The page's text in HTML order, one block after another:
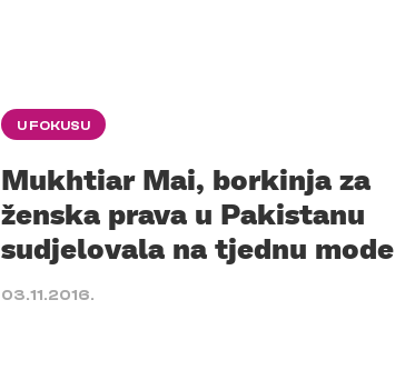
U FOKUSU
Mukhtiar Mai, borkinja za
ženska prava u Pakistanu
sudjelovala na tjednu mode
03.11.2016.